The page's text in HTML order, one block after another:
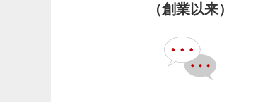
（創業以来）